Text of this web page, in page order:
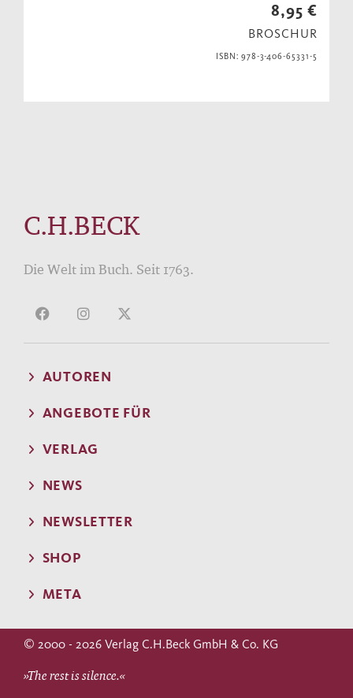
8,95 €
BROSCHUR
ISBN: 978-3-406-65331-5
C.H.BECK
Die Welt im Buch. Seit 1763.
AUTOREN
ANGEBOTE FÜR
VERLAG
NEWS
NEWSLETTER
SHOP
META
© 2000 - 2026 Verlag C.H.Beck GmbH & Co. KG
»The rest is silence.«